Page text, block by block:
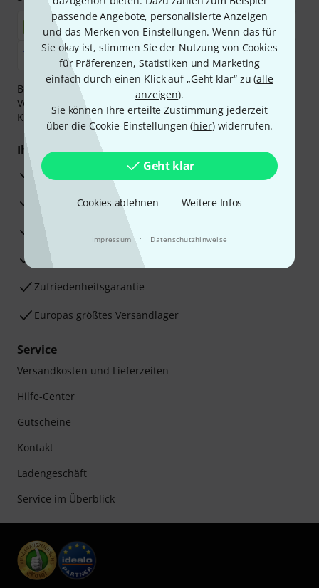
passende Angebote, personalisierte Anzeigen
und das Merken von Einstellungen. Wenn das für
Sie okay ist, stimmen Sie der Nutzung von Cookies
für Präferenzen, Statistiken und Marketing
einfach durch einen Klick auf „Geht klar“ zu (alle
anzeigen).
Sie können Ihre erteilte Zustimmung jederzeit
über die Cookie-Einstellungen (hier) widerrufen.
Geht klar
Cookies ablehnen Weitere Infos
Impressum · Datenschutzhinweise
Bezahlen Sie vertraulich und sicher per Nachnahme,
Vorkasse, PayPal, Amazon Pay,Klarna Sofort bezahlen
Klarna Ratenzahlungoder Kreditkarte.
Ihre Vorteile
3 Jahre Thomann Garantie
30 Tage Money-Back-Garantie
Beratung durch Fachexperten
Zufriedenheitsgarantie
Europas größtes Versandlager
Service
Versandkosten und Lieferzeiten
Hilfe-Center
Gutscheine
Kontakt
Ladengeschäft
Service im Überblick